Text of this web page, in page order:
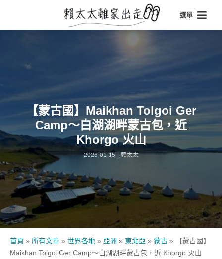
選單
【蒙古國】Maikhan Tolgoi Ger
Camp～白湖湖畔蒙古包，近
Khorgo 火山
2026-01-15 賴太太
首頁 » 所有文章 » 世界各地 » 亞洲 » 東北亞 » 蒙古 »
【蒙古國】
Maikhan Tolgoi Ger Camp～白湖湖畔蒙古包，近 Khorgo 火山